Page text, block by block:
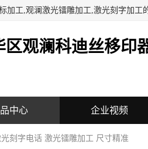
加工,观澜激光镭雕加工,激光刻字加工
区观澜科迪丝移印
中心 企业视频
刻字电话 激光镭雕加工 尺寸精准